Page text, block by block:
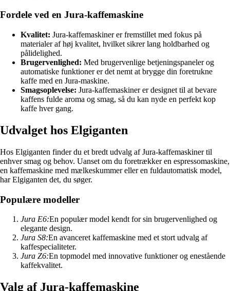
Fordele ved en Jura-kaffemaskine
Kvalitet: Jura-kaffemaskiner er fremstillet med fokus på
materialer af høj kvalitet, hvilket sikrer lang holdbarhed og
pålidelighed.
Brugervenlighed: Med brugervenlige betjeningspaneler og
automatiske funktioner er det nemt at brygge din foretrukne
kaffe med en Jura-maskine.
Smagsoplevelse: Jura-kaffemaskiner er designet til at bevare
kaffens fulde aroma og smag, så du kan nyde en perfekt kop
kaffe hver gang.
Udvalget hos Elgiganten
Hos Elgiganten finder du et bredt udvalg af Jura-kaffemaskiner til
enhver smag og behov. Uanset om du foretrækker en espressomaskine,
en kaffemaskine med mælkeskummer eller en fuldautomatisk model,
har Elgiganten det, du søger.
Populære modeller
Jura E6:En populær model kendt for sin brugervenlighed og
elegante design.
Jura S8:En avanceret kaffemaskine med et stort udvalg af
kaffespecialiteter.
Jura Z6:En topmodel med innovative funktioner og enestående
kaffekvalitet.
Valg af Jura-kaffemaskine